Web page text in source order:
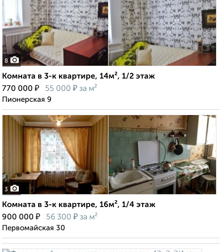
8
Комната в 3-к квартире, 14м², 1/2 этаж
770 000 ₽ 55 000 ₽ за м²
Пионерская 9
3
Комната в 3-к квартире, 16м², 1/4 этаж
900 000 ₽ 56 300 ₽ за м²
Первомайская 30